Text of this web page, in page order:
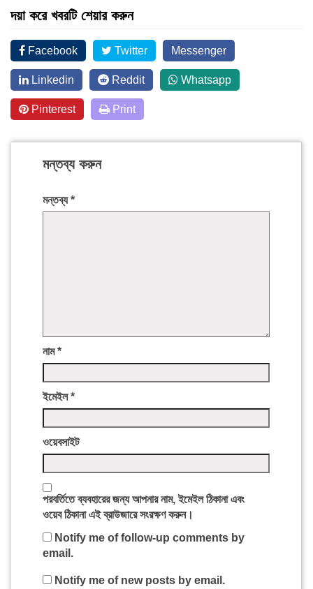
দয়া করে খবরটি শেয়ার করুন
Facebook Twitter Messenger
Linkedin Reddit Whatsapp
Pinterest Print
মন্তব্য করুন
মন্তব্য*
নাম*
ইমেইল*
ওয়েবসাইট
পরবর্তিতে ব্যবহারের জন্য আপনার নাম, ইমেইল ঠিকানা এবং
ওয়েব ঠিকানা এই ব্রাউজারে সংরক্ষণ করুন।
Notify me of follow-up comments by
email.
Notify me of new posts by email.